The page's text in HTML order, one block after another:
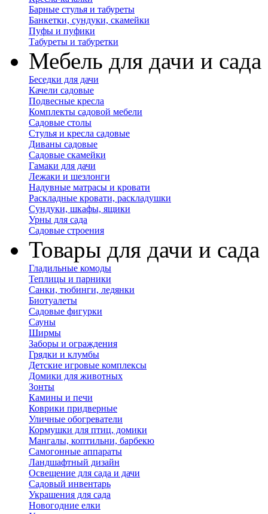
Барные стулья и табуреты
Банкетки, сундуки, скамейки
Пуфы и пуфики
Табуреты и табуретки
Мебель для дачи и сада
Беседки для дачи
Качели садовые
Подвесные кресла
Комплекты садовой мебели
Садовые столы
Стулья и кресла садовые
Диваны садовые
Садовые скамейки
Гамаки для дачи
Лежаки и шезлонги
Надувные матрасы и кровати
Раскладные кровати, раскладушки
Сундуки, шкафы, ящики
Урны для сада
Садовые строения
Товары для дачи и сада
Гладильные комоды
Теплицы и парники
Санки, тюбинги, ледянки
Биотуалеты
Садовые фигурки
Сауны
Ширмы
Заборы и ограждения
Грядки и клумбы
Детские игровые комплексы
Домики для животных
Зонты
Камины и печи
Коврики придверные
Уличные обогреватели
Кормушки для птиц, домики
Мангалы, коптильни, барбекю
Самогонные аппараты
Ландшафтный дизайн
Освещение для сада и дачи
Садовый инвентарь
Украшения для сада
Новогодние елки